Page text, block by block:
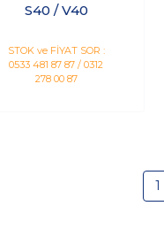
S40 / V40
STOK ve FİYAT SOR :
0533 481 87 87 / 0312
278 00 87
1